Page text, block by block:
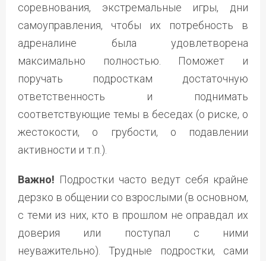
соревнования, экстремальные игры, дни
самоуправления, чтобы их потребность в
адреналине была удовлетворена
максимально полностью. Поможет и
поручать подросткам достаточную
ответственность и поднимать
соответствующие темы в беседах (о риске, о
жестокости, о грубости, о подавлении
активности и т.п.).
Важно! Подростки часто ведут себя крайне
дерзко в общении со взрослыми (в основном,
с теми из них, кто в прошлом не оправдал их
доверия или поступал с ними
неуважительно). Трудные подростки, сами